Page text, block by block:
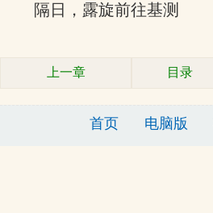
隔日，露旋前往基测
上一章 目录
首页 电脑版